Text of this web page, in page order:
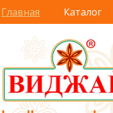
Главная Каталог